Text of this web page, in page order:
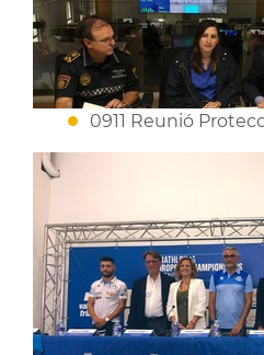
0911 Reunió